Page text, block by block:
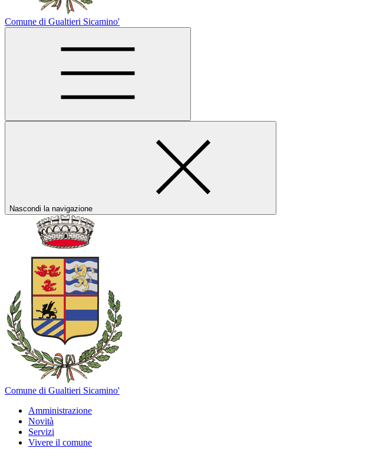
Comune di Gualtieri Sicamino'
Nascondi la navigazione
Comune di Gualtieri Sicamino'
Amministrazione
Novità
Servizi
Vivere il comune